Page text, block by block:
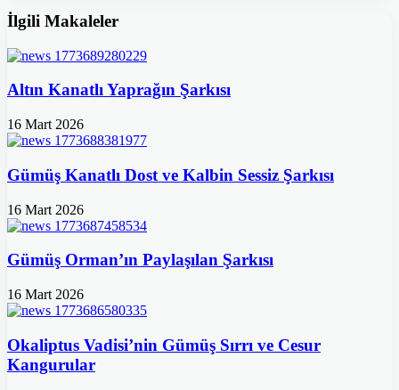
İlgili Makaleler
Altın Kanatlı Yaprağın Şarkısı
16 Mart 2026
Gümüş Kanatlı Dost ve Kalbin Sessiz Şarkısı
16 Mart 2026
Gümüş Orman’ın Paylaşılan Şarkısı
16 Mart 2026
Okaliptus Vadisi’nin Gümüş Sırrı ve Cesur
Kangurular